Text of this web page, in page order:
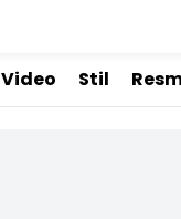
Video Stil